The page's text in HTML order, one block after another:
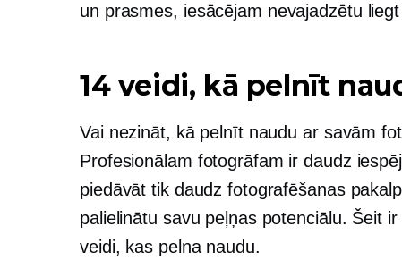
un prasmes, iesācējam nevajadzētu
14 veidi, kā pelnīt
Vai nezināt, kā pelnīt naudu ar savām
Profesionālam fotogrāfam ir daudz
piedāvāt tik daudz fotografēšanas
palielinātu savu peļņas potenciālu. Šeit
veidi, kas pelna naudu.